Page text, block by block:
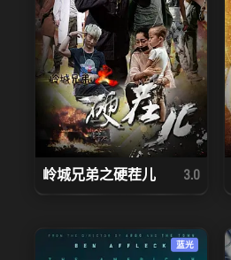
岭城兄弟之硬茬儿 3.0
蓝光